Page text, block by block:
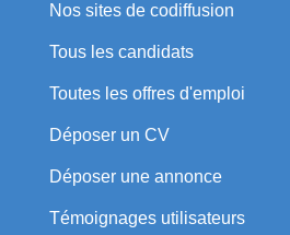
Nos sites de codiffusion
Tous les candidats
Toutes les offres d'emploi
Déposer un CV
Déposer une annonce
Témoignages utilisateurs